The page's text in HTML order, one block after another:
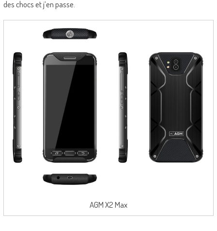
des chocs et j’en passe.
AGM X2 Max